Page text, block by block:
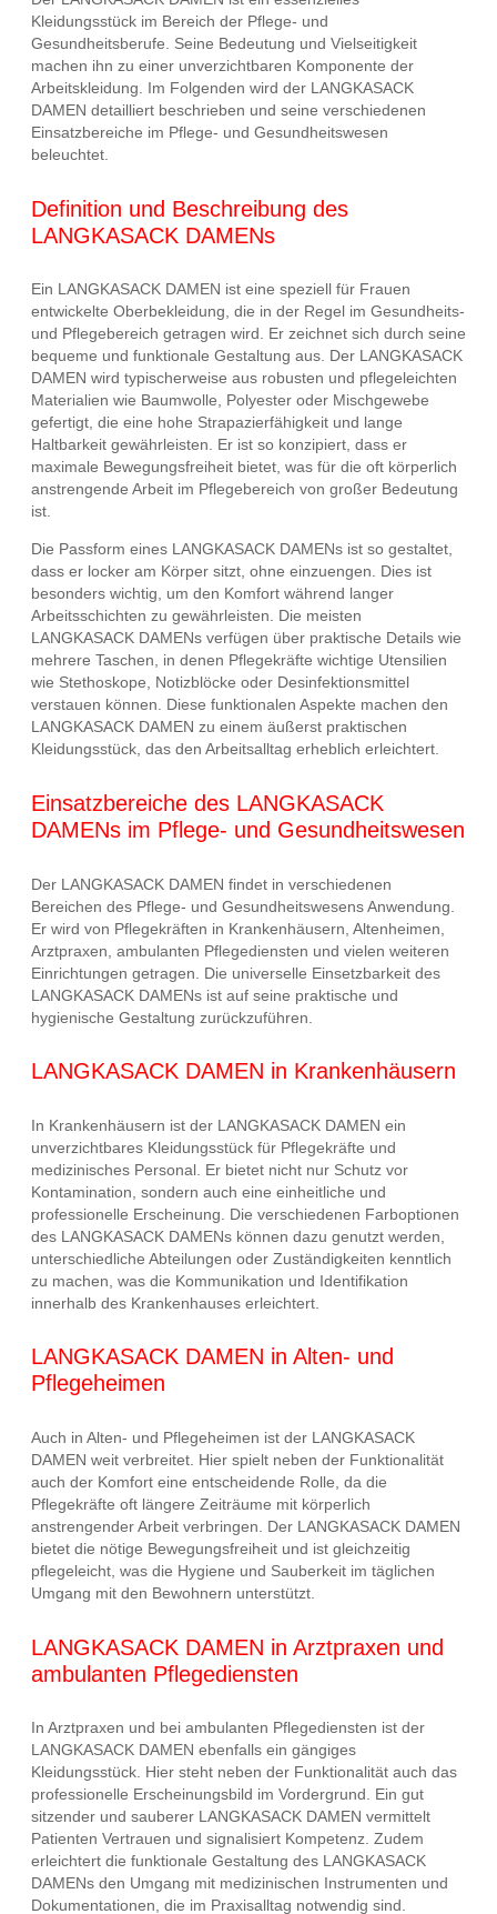
Kleidungsstück im Bereich der Pflege- und
Gesundheitsberufe. Seine Bedeutung und Vielseitigkeit
machen ihn zu einer unverzichtbaren Komponente der
Arbeitskleidung. Im Folgenden wird der LANGKASACK
DAMEN detailliert beschrieben und seine verschiedenen
Einsatzbereiche im Pflege- und Gesundheitswesen
beleuchtet.
Definition und Beschreibung des
LANGKASACK DAMENs
Ein LANGKASACK DAMEN ist eine speziell für Frauen
entwickelte Oberbekleidung, die in der Regel im Gesundheits-
und Pflegebereich getragen wird. Er zeichnet sich durch seine
bequeme und funktionale Gestaltung aus. Der LANGKASACK
DAMEN wird typischerweise aus robusten und pflegeleichten
Materialien wie Baumwolle, Polyester oder Mischgewebe
gefertigt, die eine hohe Strapazierfähigkeit und lange
Haltbarkeit gewährleisten. Er ist so konzipiert, dass er
maximale Bewegungsfreiheit bietet, was für die oft körperlich
anstrengende Arbeit im Pflegebereich von großer Bedeutung
ist.
Die Passform eines LANGKASACK DAMENs ist so gestaltet,
dass er locker am Körper sitzt, ohne einzuengen. Dies ist
besonders wichtig, um den Komfort während langer
Arbeitsschichten zu gewährleisten. Die meisten
LANGKASACK DAMENs verfügen über praktische Details wie
mehrere Taschen, in denen Pflegekräfte wichtige Utensilien
wie Stethoskope, Notizblöcke oder Desinfektionsmittel
verstauen können. Diese funktionalen Aspekte machen den
LANGKASACK DAMEN zu einem äußerst praktischen
Kleidungsstück, das den Arbeitsalltag erheblich erleichtert.
Einsatzbereiche des LANGKASACK
DAMENs im Pflege- und Gesundheitswesen
Der LANGKASACK DAMEN findet in verschiedenen
Bereichen des Pflege- und Gesundheitswesens Anwendung.
Er wird von Pflegekräften in Krankenhäusern, Altenheimen,
Arztpraxen, ambulanten Pflegediensten und vielen weiteren
Einrichtungen getragen. Die universelle Einsetzbarkeit des
LANGKASACK DAMENs ist auf seine praktische und
hygienische Gestaltung zurückzuführen.
LANGKASACK DAMEN in Krankenhäusern
In Krankenhäusern ist der LANGKASACK DAMEN ein
unverzichtbares Kleidungsstück für Pflegekräfte und
medizinisches Personal. Er bietet nicht nur Schutz vor
Kontamination, sondern auch eine einheitliche und
professionelle Erscheinung. Die verschiedenen Farboptionen
des LANGKASACK DAMENs können dazu genutzt werden,
unterschiedliche Abteilungen oder Zuständigkeiten kenntlich
zu machen, was die Kommunikation und Identifikation
innerhalb des Krankenhauses erleichtert.
LANGKASACK DAMEN in Alten- und
Pflegeheimen
Auch in Alten- und Pflegeheimen ist der LANGKASACK
DAMEN weit verbreitet. Hier spielt neben der Funktionalität
auch der Komfort eine entscheidende Rolle, da die
Pflegekräfte oft längere Zeiträume mit körperlich
anstrengender Arbeit verbringen. Der LANGKASACK DAMEN
bietet die nötige Bewegungsfreiheit und ist gleichzeitig
pflegeleicht, was die Hygiene und Sauberkeit im täglichen
Umgang mit den Bewohnern unterstützt.
LANGKASACK DAMEN in Arztpraxen und
ambulanten Pflegediensten
In Arztpraxen und bei ambulanten Pflegediensten ist der
LANGKASACK DAMEN ebenfalls ein gängiges
Kleidungsstück. Hier steht neben der Funktionalität auch das
professionelle Erscheinungsbild im Vordergrund. Ein gut
sitzender und sauberer LANGKASACK DAMEN vermittelt
Patienten Vertrauen und signalisiert Kompetenz. Zudem
erleichtert die funktionale Gestaltung des LANGKASACK
DAMENs den Umgang mit medizinischen Instrumenten und
Dokumentationen, die im Praxisalltag notwendig sind.